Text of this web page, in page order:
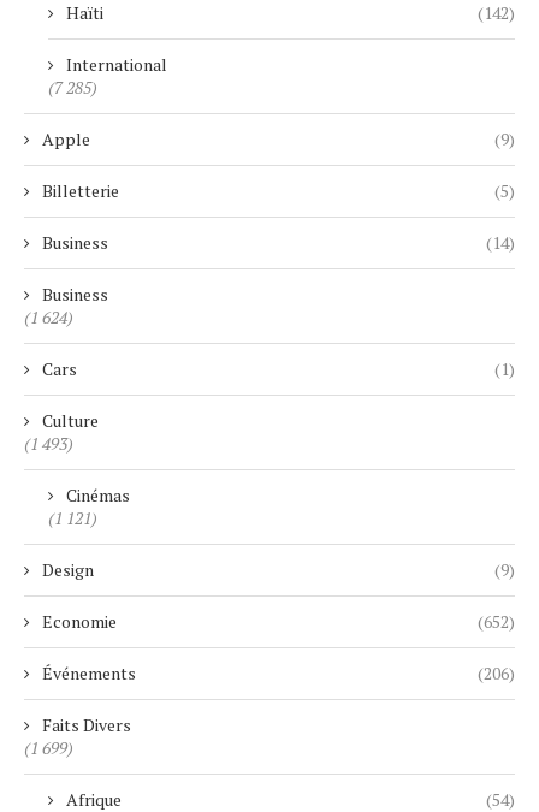
Haïti (142)
International
(7 285)
Apple (9)
Billetterie (5)
Business (14)
Business
(1 624)
Cars (1)
Culture
(1 493)
Cinémas
(1 121)
Design (9)
Economie (652)
Événements (206)
Faits Divers
(1 699)
Afrique (54)